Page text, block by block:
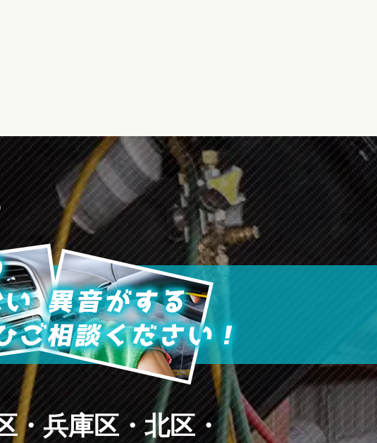
・兵庫区・北区・